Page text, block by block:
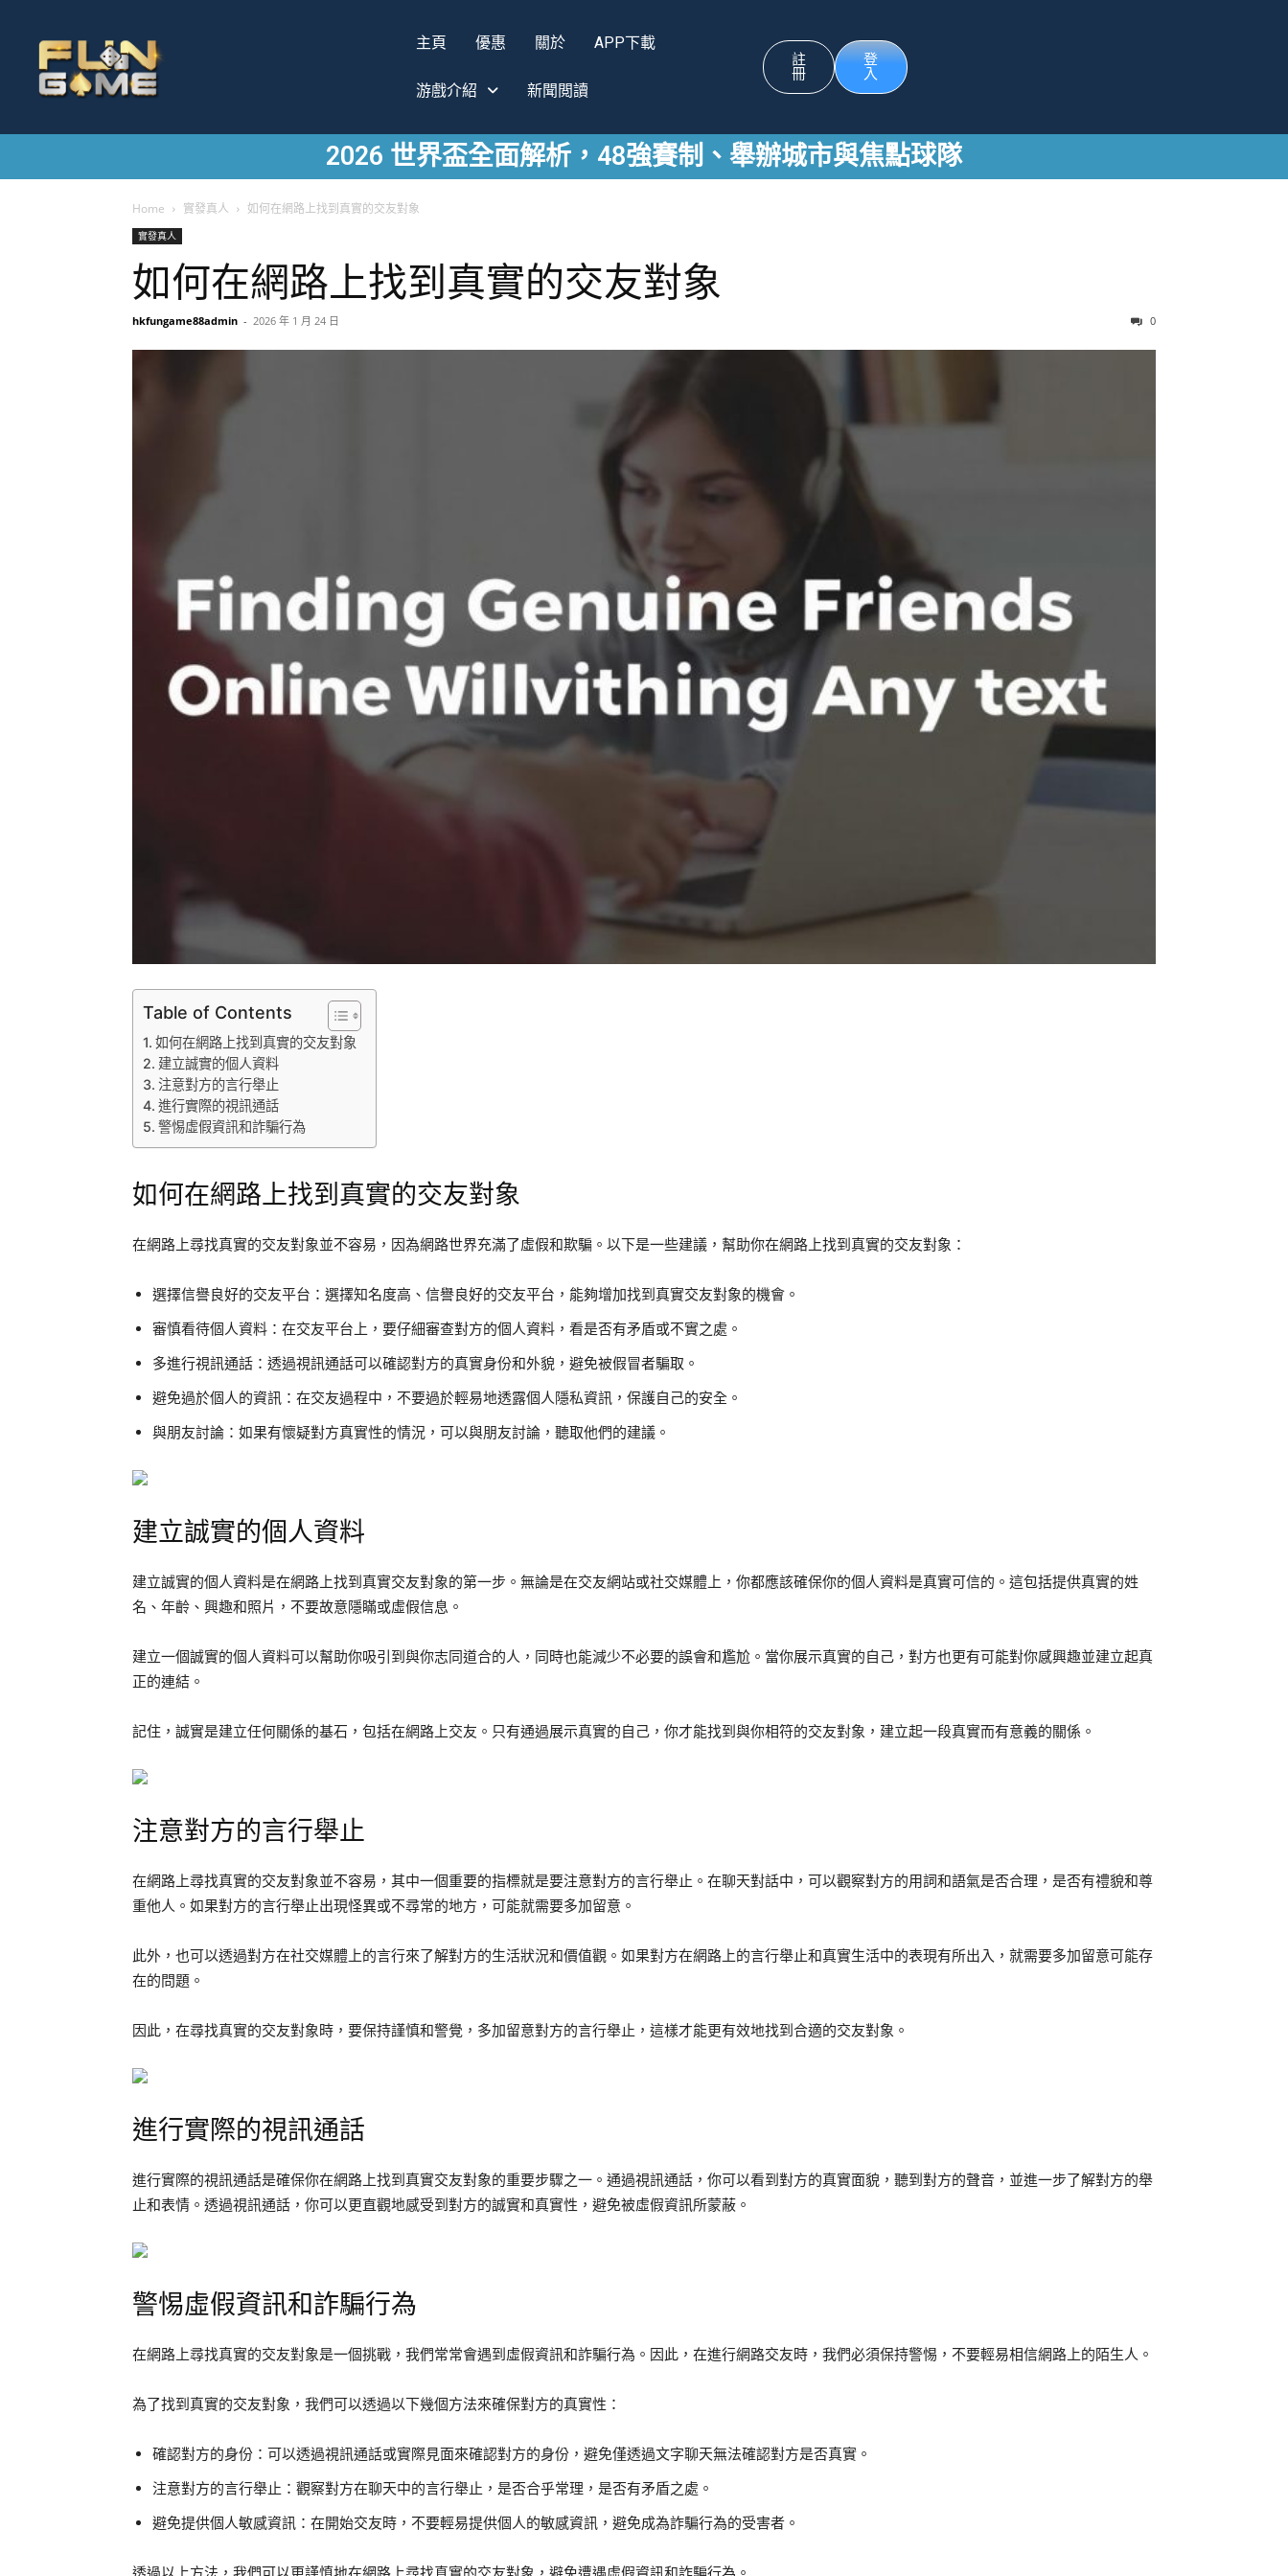
主頁 優惠 關於 APP下載
游戲介紹 新聞閲讀
註
冊
登
入
2026 世界盃全面解析，48強賽制、舉辦城市與焦點球隊
Home 實發真人 如何在網路上找到真實的交友對象
實發真人
如何在網路上找到真實的交友對象
hkfungame88admin - 2026 年 1 月 24 日 0
Table of Contents
如何在網路上找到真實的交友對象
建立誠實的個人資料
注意對方的言行舉止
進行實際的視訊通話
警惕虛假資訊和詐騙行為
如何在網路上找到真實的交友對象
在網路上尋找真實的交友對象並不容易，因為網路世界充滿了虛假和欺騙。以下是一些建議，幫助你在網路上找到真實的交友對象：
選擇信譽良好的交友平台：選擇知名度高、信譽良好的交友平台，能夠增加找到真實交友對象的機會。
審慎看待個人資料：在交友平台上，要仔細審查對方的個人資料，看是否有矛盾或不實之處。
多進行視訊通話：透過視訊通話可以確認對方的真實身份和外貌，避免被假冒者騙取。
避免過於個人的資訊：在交友過程中，不要過於輕易地透露個人隱私資訊，保護自己的安全。
與朋友討論：如果有懷疑對方真實性的情況，可以與朋友討論，聽取他們的建議。
建立誠實的個人資料
建立誠實的個人資料是在網路上找到真實交友對象的第一步。無論是在交友網站或社交媒體上，你都應該確保你的個人資料是真實可信的。這包括提供真實的姓
名、年齡、興趣和照片，不要故意隱瞞或虛假信息。
建立一個誠實的個人資料可以幫助你吸引到與你志同道合的人，同時也能減少不必要的誤會和尷尬。當你展示真實的自己，對方也更有可能對你感興趣並建立起真
正的連結。
記住，誠實是建立任何關係的基石，包括在網路上交友。只有通過展示真實的自己，你才能找到與你相符的交友對象，建立起一段真實而有意義的關係。
注意對方的言行舉止
在網路上尋找真實的交友對象並不容易，其中一個重要的指標就是要注意對方的言行舉止。在聊天對話中，可以觀察對方的用詞和語氣是否合理，是否有禮貌和尊
重他人。如果對方的言行舉止出現怪異或不尋常的地方，可能就需要多加留意。
此外，也可以透過對方在社交媒體上的言行來了解對方的生活狀況和價值觀。如果對方在網路上的言行舉止和真實生活中的表現有所出入，就需要多加留意可能存
在的問題。
因此，在尋找真實的交友對象時，要保持謹慎和警覺，多加留意對方的言行舉止，這樣才能更有效地找到合適的交友對象。
進行實際的視訊通話
進行實際的視訊通話是確保你在網路上找到真實交友對象的重要步驟之一。通過視訊通話，你可以看到對方的真實面貌，聽到對方的聲音，並進一步了解對方的舉
止和表情。透過視訊通話，你可以更直觀地感受到對方的誠實和真實性，避免被虛假資訊所蒙蔽。
警惕虛假資訊和詐騙行為
在網路上尋找真實的交友對象是一個挑戰，我們常常會遇到虛假資訊和詐騙行為。因此，在進行網路交友時，我們必須保持警惕，不要輕易相信網路上的陌生人。
為了找到真實的交友對象，我們可以透過以下幾個方法來確保對方的真實性：
確認對方的身份：可以透過視訊通話或實際見面來確認對方的身份，避免僅透過文字聊天無法確認對方是否真實。
注意對方的言行舉止：觀察對方在聊天中的言行舉止，是否合乎常理，是否有矛盾之處。
避免提供個人敏感資訊：在開始交友時，不要輕易提供個人的敏感資訊，避免成為詐騙行為的受害者。